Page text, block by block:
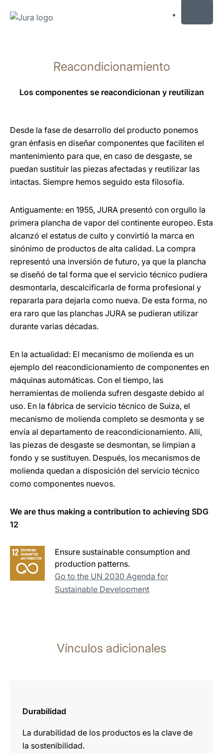
Saltar
búsqueda
Reacondicionamiento
Los componentes se reacondicionan y reutilizan
Desde la fase de desarrollo del producto ponemos
gran énfasis en diseñar componentes que faciliten el
mantenimiento para que, en caso de desgaste, se
puedan sustituir las piezas afectadas y reutilizar las
intactas. Siempre hemos seguido esta filosofía.
Antiguamente: en 1955, JURA presentó con orgullo la
primera plancha de vapor del continente europeo. Esta
alcanzó el estatus de culto y convirtió la marca en
sinónimo de productos de alta calidad. La compra
representó una inversión de futuro, ya que la plancha
se diseñó de tal forma que el servicio técnico pudiera
desmontarla, descalcificarla de forma profesional y
repararla para dejarla como nueva. De esta forma, no
era raro que las planchas JURA se pudieran utilizar
durante varias décadas.
En la actualidad: El mecanismo de molienda es un
ejemplo del reacondicionamiento de componentes en
máquinas automáticas. Con el tiempo, las
herramientas de molienda sufren desgaste debido al
uso. En la fábrica de servicio técnico de Suiza, el
mecanismo de molienda completo se desmonta y se
envía al departamento de reacondicionamiento. Allí,
las piezas de desgaste se desmontan, se limpian a
fondo y se sustituyen. Después, los mecanismos de
molienda quedan a disposición del servicio técnico
como componentes nuevos.
We are thus making a contribution to achieving SDG
12
Ensure sustainable consumption and
production patterns.
Go to the UN 2030 Agenda for
Sustainable Development
Vínculos adicionales
Durabilidad
La durabilidad de los productos es la clave de
la sostenibilidad.